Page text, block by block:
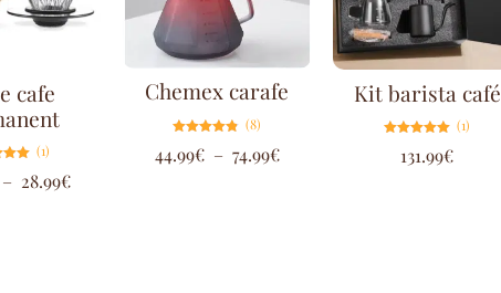
cafe
(1)
– 28.99€
Chemex carafe
4.75
sur 5
(8)
44.99€ – 74.99€
Kit barista café
5.00
sur 5
(1)
131.99€